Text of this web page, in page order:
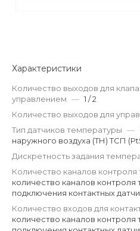
Характеристики
Количество выходов для
управлением — 1 / 2
Количество выходов для
Тип датчиков температуры —
наружного воздуха (ТН) ТСП
Дискретность задания
Количество каналов
количество каналов
подключения контактных
Количество входов для
количество каналов